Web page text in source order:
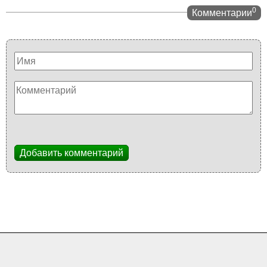
Комментарии0
Добавить комментарий